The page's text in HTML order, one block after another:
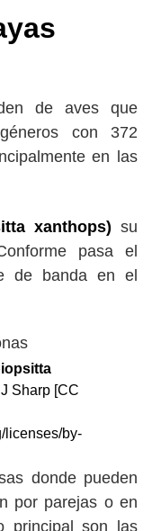
de aves que
con 372
en las
xanthops) su
pasa el
de banda en el
Sharp [CC
licenses/by-
donde pueden
por parejas o en
principal son las